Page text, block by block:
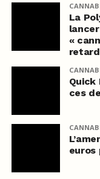
La
«
retard
Quick
ces
euros